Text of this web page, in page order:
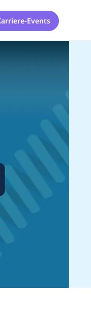
Events